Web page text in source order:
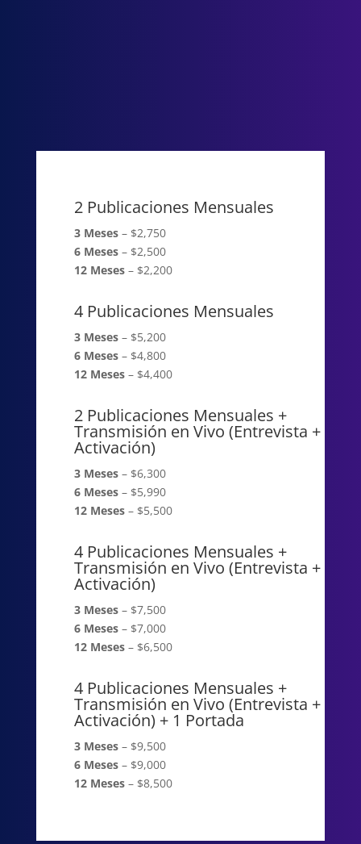
2 Publicaciones Mensuales
3 Meses– $2,750
6 Meses– $2,500
12 Meses– $2,200
4 Publicaciones Mensuales
3 Meses– $5,200
6 Meses– $4,800
12 Meses– $4,400
2 Publicaciones Mensuales +
Transmisión en Vivo (Entrevista +
Activación)
3 Meses– $6,300
6 Meses– $5,990
12 Meses– $5,500
4 Publicaciones Mensuales +
Transmisión en Vivo (Entrevista +
Activación)
3 Meses– $7,500
6 Meses– $7,000
12 Meses– $6,500
4 Publicaciones Mensuales +
Transmisión en Vivo (Entrevista +
Activación) + 1 Portada
3 Meses– $9,500
6 Meses– $9,000
12 Meses– $8,500